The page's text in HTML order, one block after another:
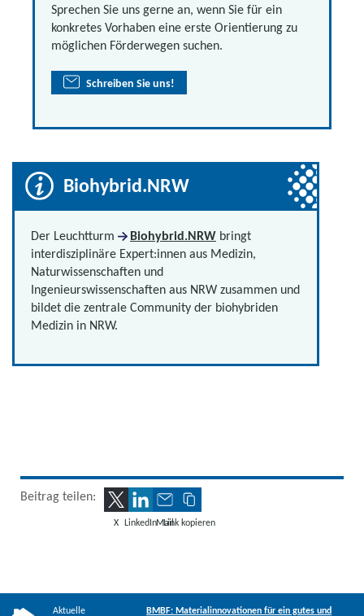
Sprechen Sie uns gerne an, wenn Sie für ein
konkretes Vorhaben eine erste Orientierung zu
möglichen Förderwegen suchen.
Schreiben Sie uns!
Biohybrid.NRW
Der Leuchtturm Biohybrid.NRW bringt
interdisziplinäre Expert:innen aus Medizin,
Naturwissenschaften und
Ingenieurswissenschaften aus NRW zusammen und
bildet die zentrale Community der biohybriden
Medizin in NRW.
Beitrag teilen:
X LinkedInMailLink kopieren
Aktuelle
BMBF: Materialinnovationen für ein gutes und